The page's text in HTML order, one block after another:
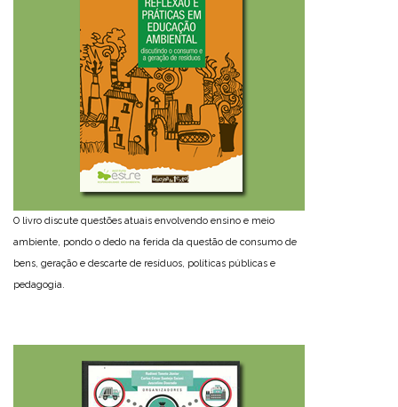
O livro discute questões atuais envolvendo ensino e meio
ambiente, pondo o dedo na ferida da questão de consumo de
bens, geração e descarte de resíduos, políticas públicas e
pedagogia.